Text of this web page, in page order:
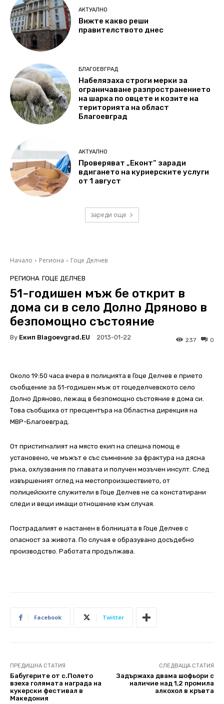
АКТУАЛНО
Вижте какво реши
правителството днес
БЛАГОЕВГРАД
Набелязаха строги мерки за
ограничаване разпространението
на шарка по овцете и козите на
територията на област
Благоевград
АКТУАЛНО
Проверяват „Еконт“ заради
вдигането на куриерските услуги
от 1 август
зареди още